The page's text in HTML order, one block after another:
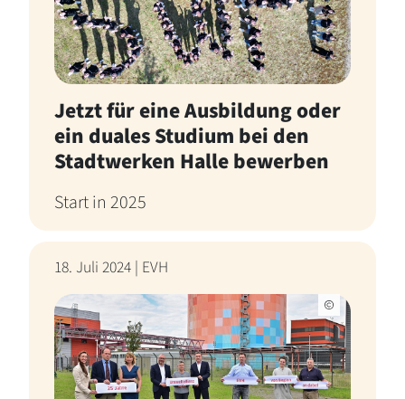
Jetzt für eine Ausbildung oder
ein duales Studium bei den
Stadtwerken Halle bewerben
Start in 2025
18. Juli 2024 | EVH